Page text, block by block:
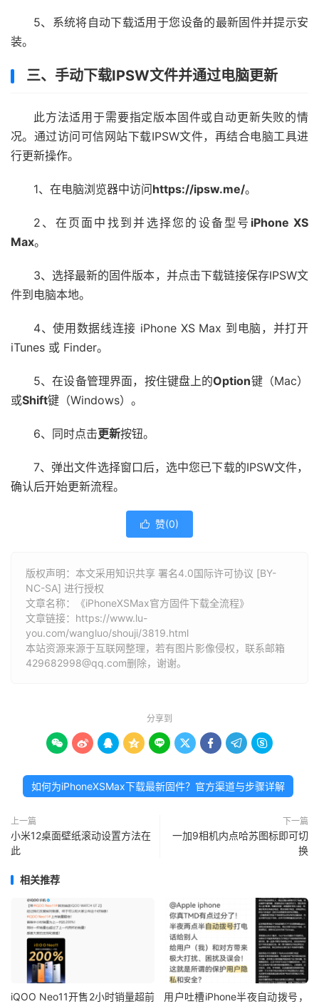
5、系统将自动下载适用于您设备的最新固件并提示安
装。
三、手动下载IPSW文件并通过电脑更新
此方法适用于需要指定版本固件或自动更新失败的情
况。通过访问可信网站下载IPSW文件，再结合电脑工具进
行更新操作。
1、在电脑浏览器中访问https://ipsw.me/。
2、在页面中找到并选择您的设备型号 iPhone XS
Max。
3、选择最新的固件版本，并点击下载链接保存IPSW文
件到电脑本地。
4、使用数据线连接 iPhone XS Max 到电脑，并打开
iTunes 或 Finder。
5、在设备管理界面，按住键盘上的Option键（Mac）
或Shift键（Windows）。
6、同时点击更新按钮。
7、弹出文件选择窗口后，选中您已下载的IPSW文件，
确认后开始更新流程。
 赞(0)
版权声明：本文采用知识共享 署名4.0国际许可协议 [BY-
NC-SA] 进行授权
文章名称：《iPhoneXSMax官方固件下载全流程》
文章链接： https://www.lu-
you.com/wangluo/shouji/3819.html
本站资源来源于互联网整理，若有图片影像侵权，联系邮箱
429682998@qq.com删除，谢谢。
分享到
        
如何为iPhoneXSMax下载最新固件？官方渠道与步骤详解
上一篇
小米12桌面壁纸滚动设置方法在
此
下一篇
一加9相机内点哈苏图标即可切
换
相关推荐
iQOO Neo11开售2小时销量超前
用户吐槽iPhone半夜自动拨号，